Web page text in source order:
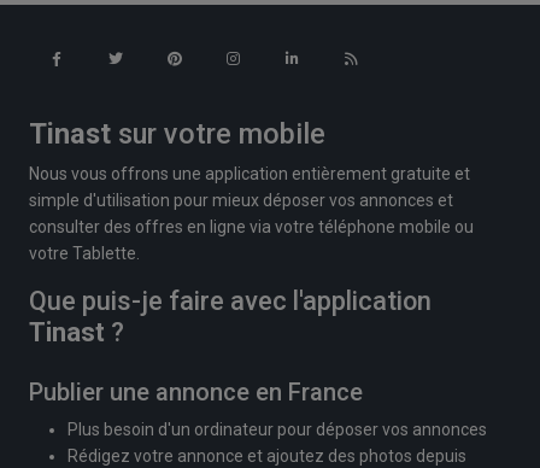
Tinast sur votre mobile
Nous vous offrons une application entièrement gratuite et
simple d'utilisation pour mieux déposer vos annonces et
consulter des offres en ligne via votre téléphone mobile ou
votre Tablette.
Que puis-je faire avec l'application
Tinast ?
Publier une annonce en France
Plus besoin d'un ordinateur pour déposer vos annonces
Rédigez votre annonce et ajoutez des photos depuis